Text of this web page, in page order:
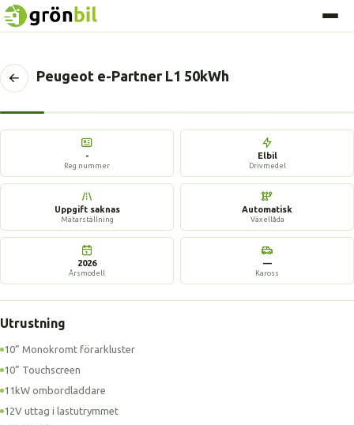
Tillbaka
föregående
sida
Peugeot e-Partner L1 50kWh
-
Reg.nummer
Elbil
Drivmedel
Uppgift saknas
Mätarställning
Automatisk
Växellåda
2026
Årsmodell
—
Kaross
Utrustning
10” Monokromt förarkluster
10” Touchscreen
11kW ombordladdare
12V uttag i lastutrymmet